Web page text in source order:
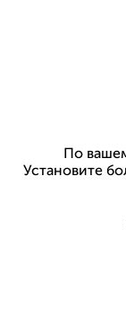
По
Установите